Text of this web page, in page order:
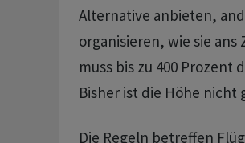
Alternative anbieten,
organisieren, wie sie ans
muss bis zu 400 Prozent
Bisher ist die Höhe nicht
Die Regeln betreffen